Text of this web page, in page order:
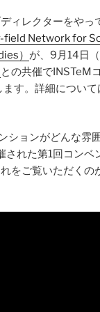
ィレクターをやっ
field Network for
） が、9月14日（
との共催でINSTeM
す。詳細について
ションがどんな雰
れた第1回コンベ
をご覧いただくの